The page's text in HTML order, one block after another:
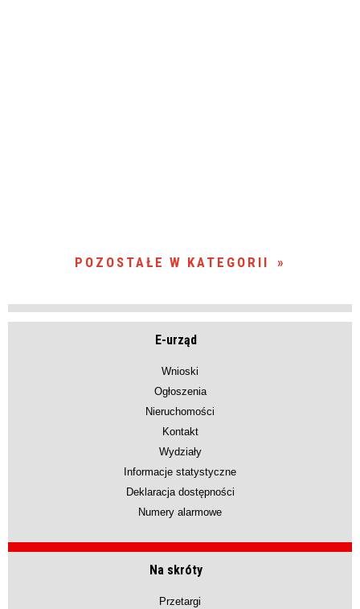
POZOSTAŁE W KATEGORII
E-urząd
Wnioski
Ogłoszenia
Nieruchomości
Kontakt
Wydziały
Informacje statystyczne
Deklaracja dostępności
Numery alarmowe
Na skróty
Przetargi